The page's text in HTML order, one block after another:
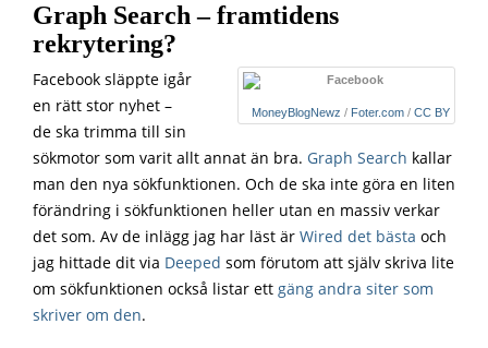
Graph Search – framtidens
rekrytering?
MoneyBlogNewz / Foter.com / CC BY
Facebook släppte igår
en rätt stor nyhet –
de ska trimma till sin
sökmotor som varit allt annat än bra. Graph Search kallar
man den nya sökfunktionen. Och de ska inte göra en liten
förändring i sökfunktionen heller utan en massiv verkar
det som. Av de inlägg jag har läst är Wired det bästa och
jag hittade dit via Deeped som förutom att själv skriva lite
om sökfunktionen också listar ett gäng andra siter som
skriver om den.